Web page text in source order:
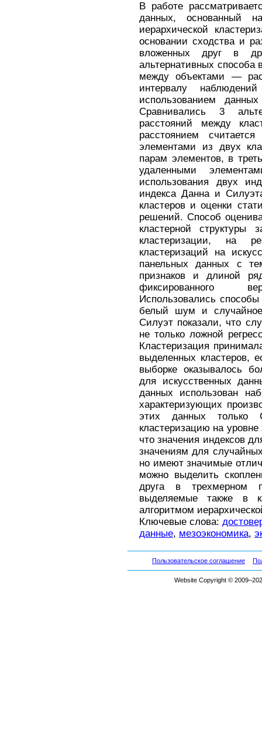
В работе
данных, основанный
иерархической
основании сходства и
вложенных друг в
альтернативных способа
между объектами —
интервалу
использованием
Сравнивались 3
расстояний между
расстоянием
элементами из двух
парам элементов, в
удаленными
использования двух
индекса Данна и
кластеров и оценки
решений. Способ
кластерной структуры
кластеризации, на
кластеризаций на
панельных данных с
признаков и длиной
фиксированного
Использовались
белый шум и
Силуэт показали, что
не только ложной
Кластеризация
выделенных кластеров,
выборке оказывалось
для искусственных
данных использован
характеризующих
этих данных только
кластеризацию на
что значения индексов
значениям для
но имеют значимые
можно выделить
друга в трехмерном
выделяемые также в
алгоритмом
Ключевые слова:
данные, мезоэкономика,
Пользовательское соглашение
Website Copyright ©